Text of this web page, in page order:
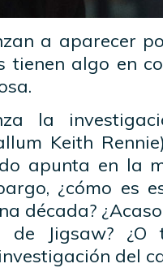
a aparecer
tienen algo en
la
Keith
apunta en la
¿cómo es
década?
Jigsaw? ¿O
del